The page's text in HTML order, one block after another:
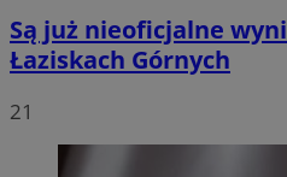
Są już nieoficjalne
Łaziskach Górnych
21